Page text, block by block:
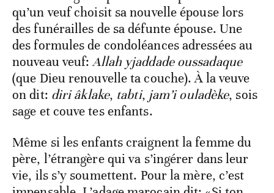
qu’un veuf choisit sa nouvelle épouse lors
des funérailles de sa défunte épouse. Une
des formules de condoléances adressées au
nouveau veuf:Allah yjaddade oussadaque
(que Dieu renouvelle ta couche). À la veuve
on dit: diri âklake, tabti, jam’i ouladèke, sois
sage et couve tes enfants.
Même si les enfants craignent la femme du
père, l’étrangère qui va s’ingérer dans leur
vie, ils s’y soumettent. Pour la mère, c’est